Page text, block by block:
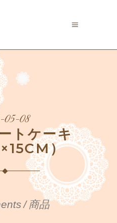
05-08
トケーキ
）
商品